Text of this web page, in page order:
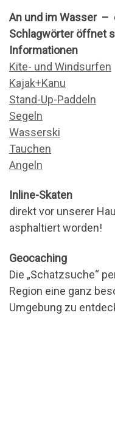
An und im Wasser –
Schlagwörter öffnet
Informationen
Kite- und Windsurfen
Kajak+Kanu
Stand-Up-Paddeln
Segeln
Wasserski
Tauchen
Angeln
Inline-Skaten
direkt vor unserer
asphaltiert worden!
Geocaching
Die „Schatzsuche“
Region eine ganz
Umgebung zu